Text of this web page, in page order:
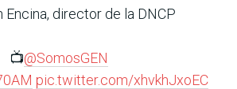
Encina, director de la DNCP
📺@SomosGEN
pic.twitter.com/xhvkhJxoEC